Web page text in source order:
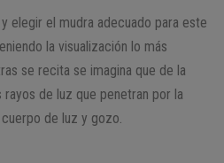
elegir el mudra adecuado para este
la visualización lo más
se recita se imagina que de la
rayos de luz que penetran por la
de luz y gozo.